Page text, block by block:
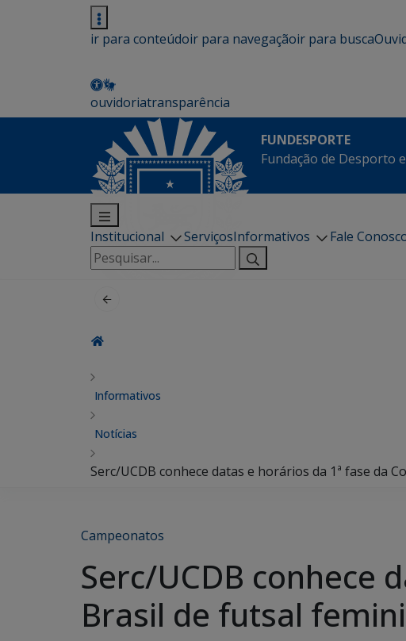
ir para conteúdoir para navegaçãoir para busca
ouvidoriatransparência
FUNDESPORTE
Fundação de Desporto
Institucional ServiçosInformativos
Fale
Pesquisar
por:
Informativos
Notícias
Serc/UCDB conhece datas e horários da 1ª fase da
Campeonatos
Serc/UCDB conhece
Brasil de futsal